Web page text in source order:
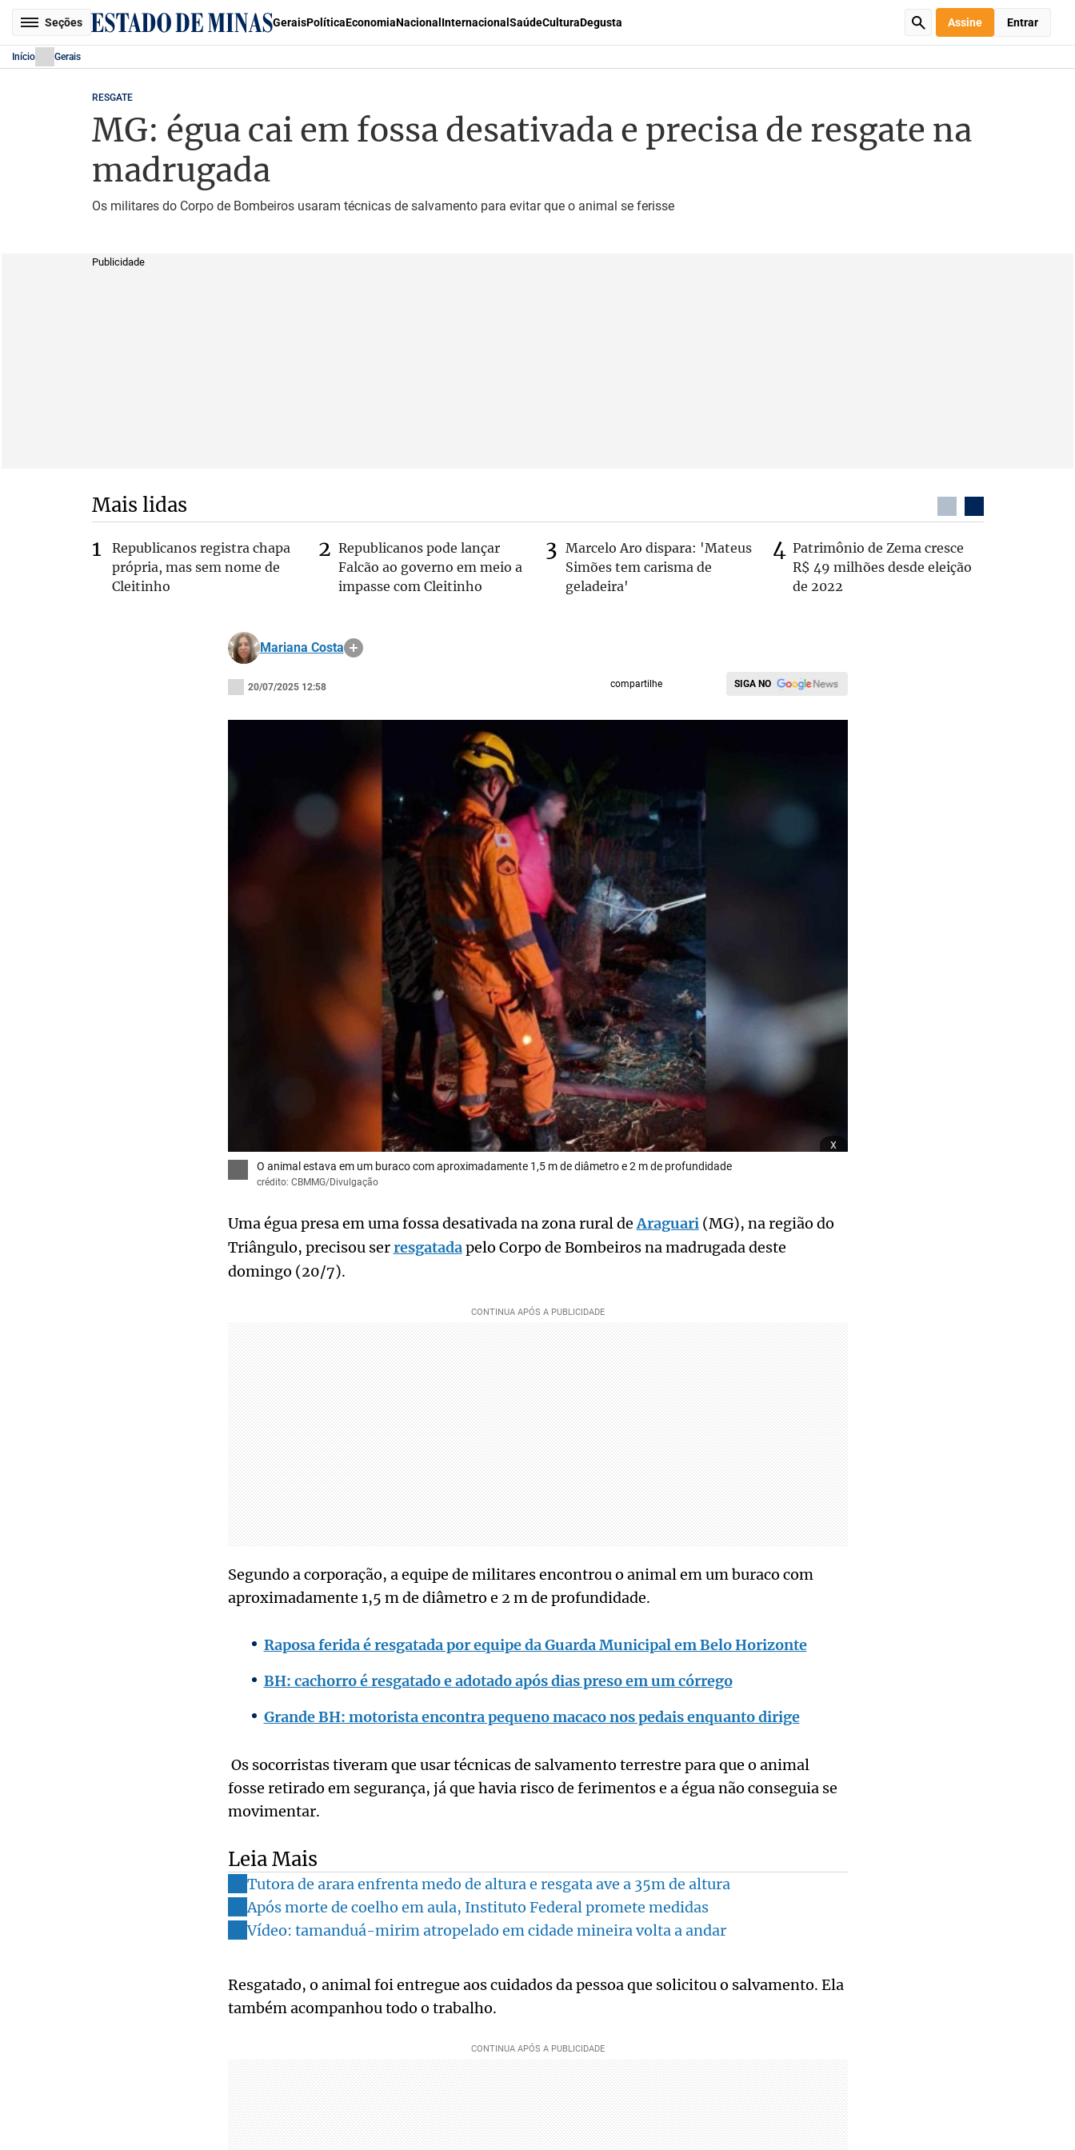
Seções GeraisPolíticaEconomiaNacional Internacional SaúdeCulturaDegusta Assine Entrar
Início Gerais
RESGATE
MG: égua cai em fossa desativada e precisa de resgate na
madrugada
Os militares do Corpo de Bombeiros usaram técnicas de salvamento para evitar que o animal se ferisse
Publicidade
Mais lidas
Republicanos registra chapa
própria, mas sem nome de
Cleitinho
Republicanos pode lançar
Falcão ao governo em meio a
impasse com Cleitinho
Marcelo Aro dispara: 'Mateus
Simões tem carisma de
geladeira'
Patrimônio de Zema cresce
R$ 49 milhões desde eleição
de 2022
Mariana Costa
20/07/2025 12:58 compartilhe SIGA NO
x
O animal estava em um buraco com aproximadamente 1,5 m de diâmetro e 2 m de profundidade
crédito: CBMMG/Divulgação
Uma égua presa em uma fossa desativada na zona rural deAraguari(MG), na região do
Triângulo, precisou serresgatadapelo Corpo de Bombeiros na madrugada deste
domingo (20/7).
Segundo a corporação, a equipe de militares encontrou o animal em um buraco com
aproximadamente 1,5 m de diâmetro e 2 m de profundidade.
Raposa ferida é resgatada por equipe da Guarda Municipal em Belo Horizonte
BH: cachorro é resgatado e adotado após dias preso em um córrego
Grande BH: motorista encontra pequeno macaco nos pedais enquanto dirige
Os socorristas tiveram que usar técnicas de salvamento terrestre para que o animal
fosse retirado em segurança, já que havia risco de ferimentos e a égua não conseguia se
movimentar.
Leia Mais
Tutora de arara enfrenta medo de altura e resgata ave a 35m de altura
Após morte de coelho em aula, Instituto Federal promete medidas
Vídeo: tamanduá-mirim atropelado em cidade mineira volta a andar
Resgatado, o animal foi entregue aos cuidados da pessoa que solicitou o salvamento. Ela
também acompanhou todo o trabalho.